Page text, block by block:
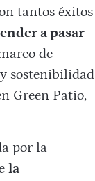
tantos éxitos
a pasar
de
sostenibilidad
Green Patio,
por la
la